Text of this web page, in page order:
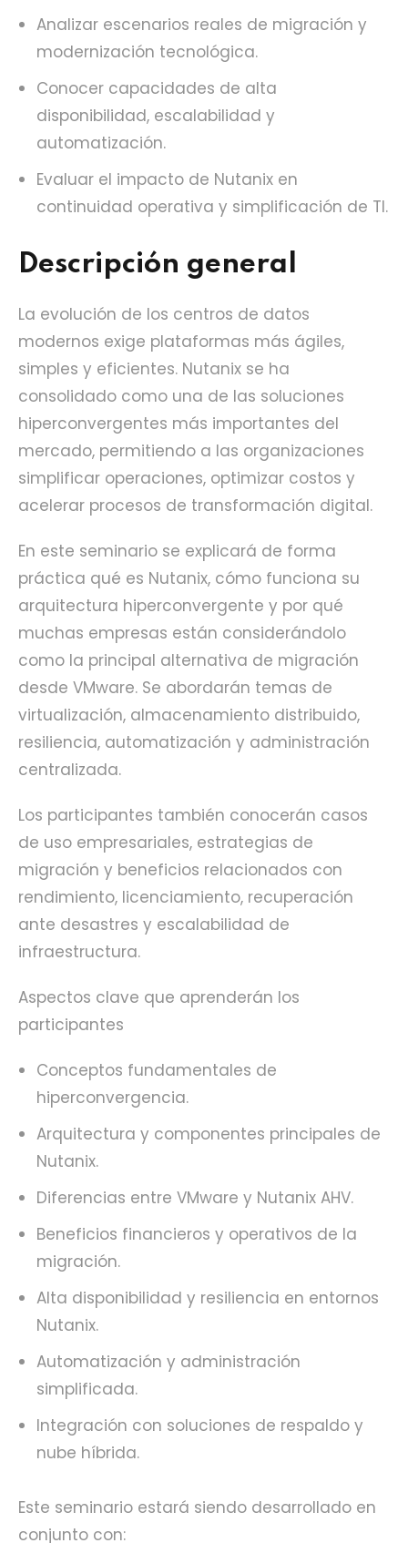
Analizar escenarios reales de migración y
modernización tecnológica.
Conocer capacidades de alta
disponibilidad, escalabilidad y
automatización.
Evaluar el impacto de Nutanix en
continuidad operativa y simplificación de TI.
Descripción general
La evolución de los centros de datos
modernos exige plataformas más ágiles,
simples y eficientes. Nutanix se ha
consolidado como una de las soluciones
hiperconvergentes más importantes del
mercado, permitiendo a las organizaciones
simplificar operaciones, optimizar costos y
acelerar procesos de transformación digital.
En este seminario se explicará de forma
práctica qué es Nutanix, cómo funciona su
arquitectura hiperconvergente y por qué
muchas empresas están considerándolo
como la principal alternativa de migración
desde VMware. Se abordarán temas de
virtualización, almacenamiento distribuido,
resiliencia, automatización y administración
centralizada.
Los participantes también conocerán casos
de uso empresariales, estrategias de
migración y beneficios relacionados con
rendimiento, licenciamiento, recuperación
ante desastres y escalabilidad de
infraestructura.
Aspectos clave que aprenderán los
participantes
Conceptos fundamentales de
hiperconvergencia.
Arquitectura y componentes principales de
Nutanix.
Diferencias entre VMware y Nutanix AHV.
Beneficios financieros y operativos de la
migración.
Alta disponibilidad y resiliencia en entornos
Nutanix.
Automatización y administración
simplificada.
Integración con soluciones de respaldo y
nube híbrida.
Este seminario estará siendo desarrollado en
conjunto con: